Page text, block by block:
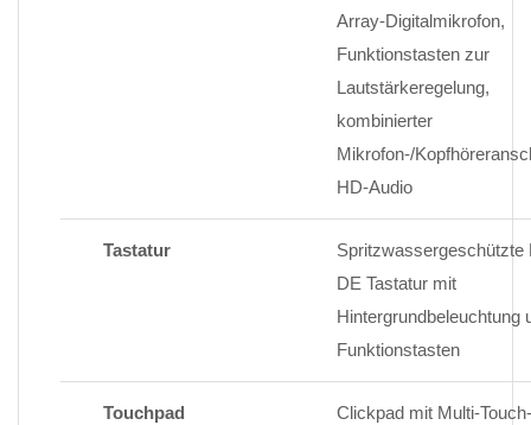
Array-Digitalmikrofon,
Funktionstasten zur
Lautstärkeregelung,
kombinierter
Mikrofon-/
HD-Audio
Tastatur
Spritzwassergeschützte
DE Tastatur mit
Hintergrundbeleuchtung
Funktionstasten
Touchpad
Clickpad mit Multi-Touch-